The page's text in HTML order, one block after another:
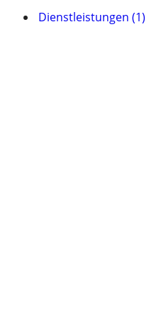
Dienstleistungen (1)